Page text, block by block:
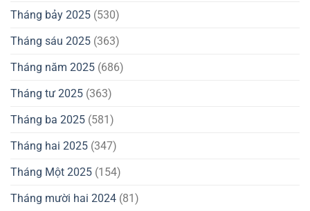
Tháng bảy 2025 (530)
Tháng sáu 2025 (363)
Tháng năm 2025 (686)
Tháng tư 2025 (363)
Tháng ba 2025 (581)
Tháng hai 2025 (347)
Tháng Một 2025 (154)
Tháng mười hai 2024 (81)